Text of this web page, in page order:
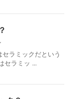
ラミックだという
セラミッ ...